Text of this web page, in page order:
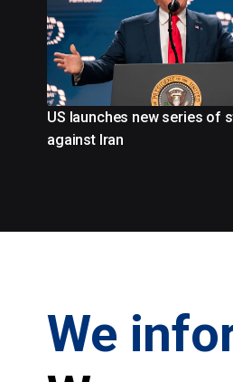
US launches new series of
against Iran
We